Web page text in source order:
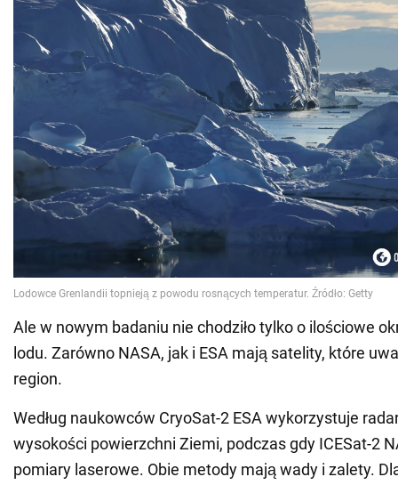
Ale w nowym badaniu nie chodziło tylko o ilościowe
lodu. Zarówno NASA, jak i ESA mają satelity, które
region.
Według naukowców CryoSat-2 ESA wykorzystuje
wysokości powierzchni Ziemi, podczas gdy ICESat-2
pomiary laserowe. Obie metody mają wady i zalety.